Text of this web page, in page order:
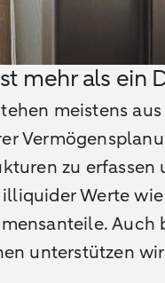
mehr als ein
meistens
zu erfassen
Werte
Auch
unterstützen